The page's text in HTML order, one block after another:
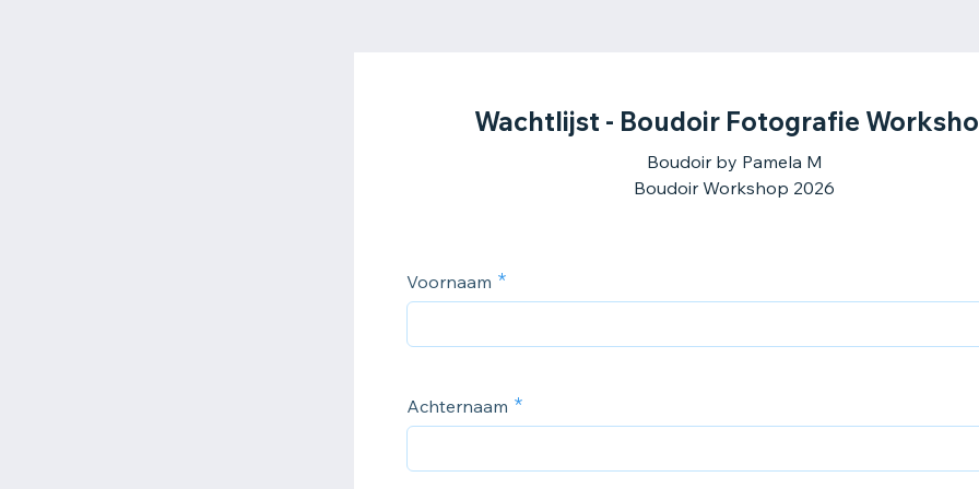
Wachtlijst - Boudoir Fotografie
Boudoir by Pamela M
Boudoir Workshop 2026
Voornaam
Achternaam